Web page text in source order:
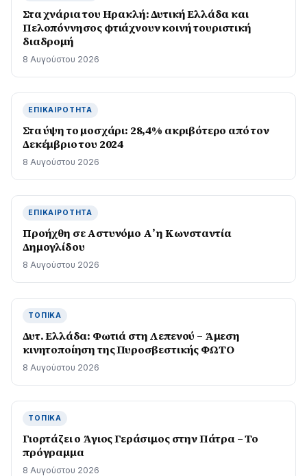
Στα χνάρια του Ηρακλή: Δυτική Ελλάδα και
Πελοπόννησος φτιάχνουν κοινή τουριστική
διαδρομή
8 Αυγούστου 2026
ΕΠΙΚΑΙΡΌΤΗΤΑ
Στα ύψη το μοσχάρι: 28,4% ακριβότερο από τον
Δεκέμβριο του 2024
8 Αυγούστου 2026
ΕΠΙΚΑΙΡΌΤΗΤΑ
Προήχθη σε Αστυνόμο Α’ η Κωνσταντία
Δημογλίδου
8 Αυγούστου 2026
ΤΟΠΙΚΆ
Δυτ. Ελλάδα: Φωτιά στη Λεπενού – Άμεση
κινητοποίηση της Πυροσβεστικής ΦΩΤΟ
8 Αυγούστου 2026
ΤΟΠΙΚΆ
Γιορτάζει ο Άγιος Γεράσιμος στην Πάτρα – Το
πρόγραμμα
8 Αυγούστου 2026